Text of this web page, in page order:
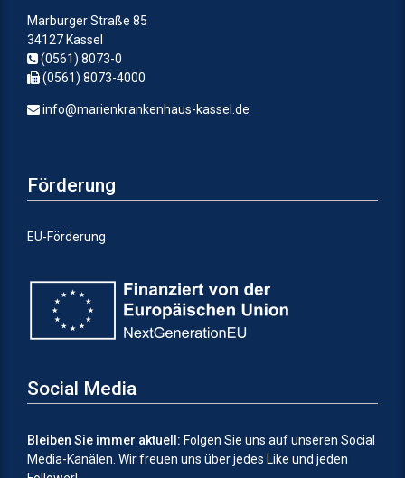
Marburger Straße 85
34127 Kassel
(0561) 8073-0
(0561) 8073-4000
info@marienkrankenhaus-kassel.de
Förderung
EU-Förderung
Social Media
Bleiben Sie immer aktuell: Folgen Sie uns auf unseren Social
Media-Kanälen. Wir freuen uns über jedes Like und jeden